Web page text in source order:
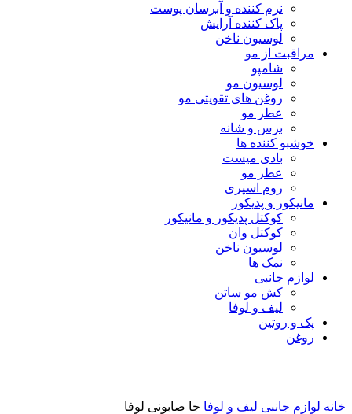
نرم کننده و آبرسان پوست
پاک کننده آرایش
لوسیون ناخن
مراقبت از مو
شامپو
لوسیون مو
روغن های تقویتی مو
عطر مو
برس و شانه
خوشبو کننده ها
بادی میست
عطر مو
روم اسپری
مانیکور و پدیکور
کوکتل پدیکور و مانیکور
کوکتل وان
لوسیون ناخن
نمک ها
لوازم جانبی
کش مو ساتن
لیف و لوفا
پک و روتین
روغن
خانه لوازم جانبی لیف و لوفا جا صابونی لوفا